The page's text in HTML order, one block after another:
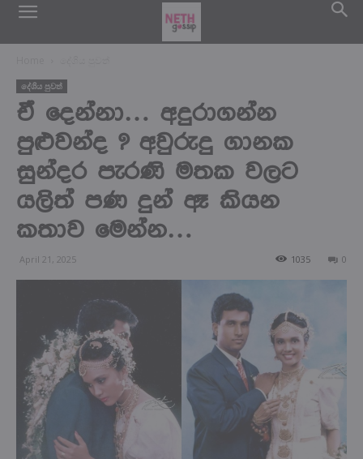
දේශිය පුවත්
ඒ දෙන්නා… අදුරාගන්න
පුළුවන්ද ? අවුරුදු ගානක
සුන්දර පැරණි මතක වලට
යලිත් පණ දුන් ඈ කියන
කතාව මෙන්න…
April 21, 2025 0
1035